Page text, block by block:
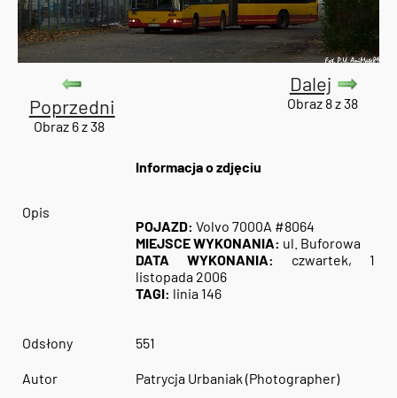
Poprzedni
Obraz 6 z 38
Dalej
Obraz 8 z 38
Informacja o zdjęciu
Opis
POJAZD: Volvo 7000A #8064
MIEJSCE WYKONANIA: ul. Buforowa
DATA WYKONANIA: czwartek, 1
listopada 2006
TAGI: linia 146
Odsłony 551
Autor Patrycja Urbaniak (Photographer)